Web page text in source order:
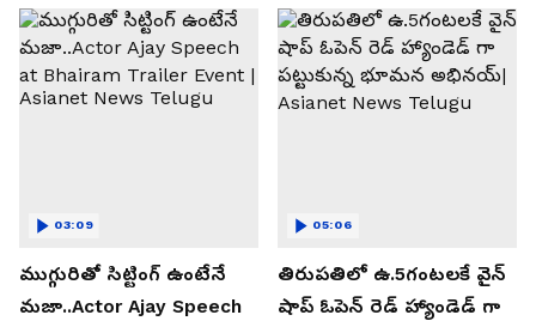
ముగ్గురితో సిట్టింగ్ ఉంటేనే
మజా..Actor Ajay Speech
03:09
తిరుపతిలో ఉ.5గంటలకే వైన్
షాప్ ఓపెన్ రెడ్ హ్యాండెడ్ గా
05:06